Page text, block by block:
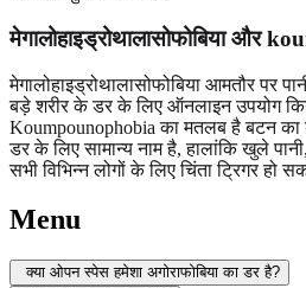
मेगालोहाइड्रोथालासोफोबिया और
मेगालोहाइड्रोथालासोफोबिया आमतौर पर
बड़े शरीर के डर के लिए ऑनलाइन उपयोग
Koumpounophobia का मतलब है बटन
डर के लिए सामान्य नाम है, हालांकि खुले
सभी विभिन्न लोगों के लिए चिंता ट्रिगर हो
Menu
क्या ओपन स्पेस हमेशा अगोराफोबिया का डर है?